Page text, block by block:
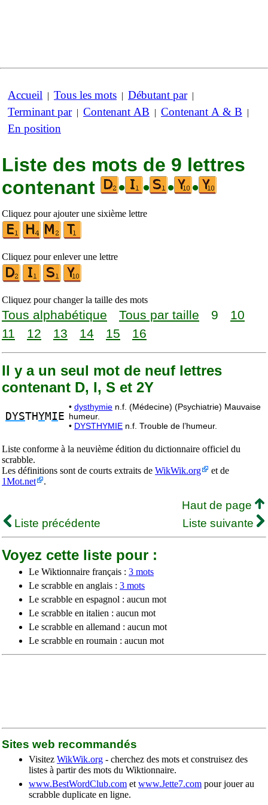
Accueil | Tous les mots | Débutant par|
Terminant par| Contenant AB | Contenant A & B |
En position
Liste des mots de 9 lettres
contenant
• • • •
Cliquez pour ajouter une sixième lettre
Cliquez pour enlever une lettre
Cliquez pour changer la taille des mots
Tous alphabétique Tous par taille 9
10
11
12 13 14 15 16
Il y a un seul mot de neuf lettres
contenant D, I, S et 2Y
DYSTHYMI E
• dysthymie n.f. (Médecine) (Psychiatrie) Mauvaise
humeur.
• DYSTHYMIE n.f. Trouble de l’humeur.
Liste conforme à la neuvième édition du dictionnaire officiel du
scrabble.
Les définitions sont de courts extraits de WikWik.org
et de
1Mot.net
.
Haut de page
Liste précédente
Liste suivante
Voyez cette liste pour :
Le Wiktionnaire français : 3 mots
Le scrabble en anglais : 3 mots
Le scrabble en espagnol : aucun mot
Le scrabble en italien : aucun mot
Le scrabble en allemand : aucun mot
Le scrabble en roumain : aucun mot
Sites web recommandés
Visitez WikWik.org - cherchez des mots et construisez des
listes à partir des mots du Wiktionnaire.
www.BestWordClub.com et www.Jette7.com pour jouer au
scrabble duplicate en ligne.